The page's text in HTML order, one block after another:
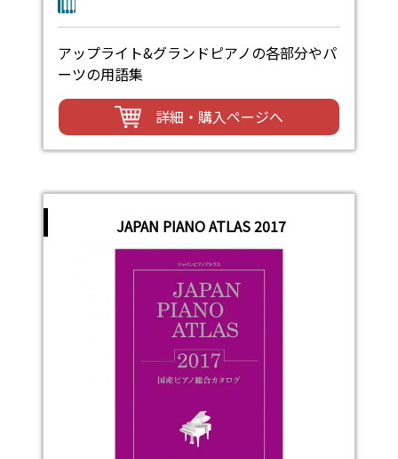
アップライト&グランドピアノの各部分やパ
ーツの用語集
詳細・購入ページへ
JAPAN PIANO ATLAS 2017